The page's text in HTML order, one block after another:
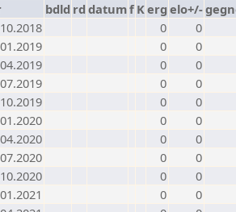
bdld rd datumf Kerg elo+/-
0
0
0
0
0
0
0
0
0
0
0
0
0
0
0
0
0
0
0
0